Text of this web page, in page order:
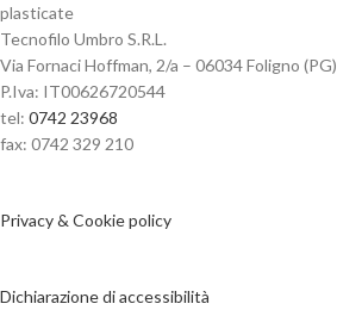
plasticate
Tecnofilo Umbro S.R.L.
Via Fornaci Hoffman, 2/a – 06034 Foligno (PG)
P.Iva: IT00626720544
tel: 0742 23968
fax: 0742 329 210
Privacy & Cookie policy
Dichiarazione di accessibilità